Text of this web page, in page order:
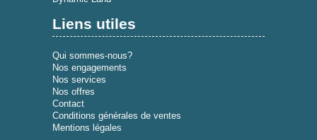
Liens utiles
Qui sommes-nous?
Nos engagements
Nos services
Nos offres
Contact
Conditions générales de ventes
Mentions légales